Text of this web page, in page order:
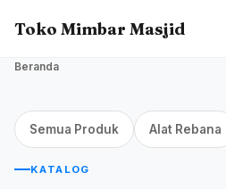
Toko Mimbar Masjid
Beranda
Semua Produk Alat Rebana
KATALOG